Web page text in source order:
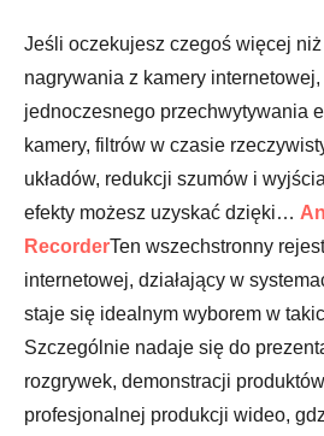
Jeśli oczekujesz czegoś więcej
nagrywania z kamery
jednoczesnego przechwytywania
kamery, filtrów w czasie
układów, redukcji szumów i
efekty możesz uzyskać dzięki…
RecorderTen wszechstronny
internetowej, działający w
staje się idealnym wyborem w
Szczególnie nadaje się do
rozgrywek, demonstracji
profesjonalnej produkcji wideo,